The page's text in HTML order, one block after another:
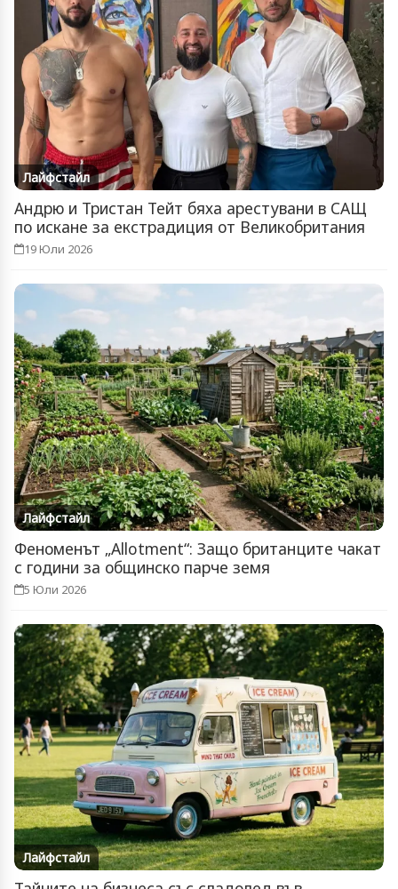
Лайфстайл
Андрю и Тристан Тейт бяха арестувани в САЩ
по искане за екстрадиция от Великобритания
19 Юли 2026
Лайфстайл
Феноменът „Allotment“: Защо британците чакат
с години за общинско парче земя
5 Юли 2026
Лайфстайл